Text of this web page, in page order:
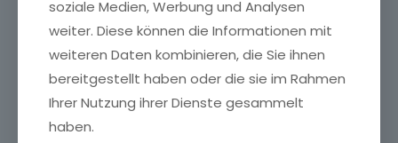
Sport
Raus aus dem Bürostuhl, rein in die Sportschuhe. Spiele mit
uns Badminton und trainiere auf den Firmenlauf.
soziale Medien, Werbung und Analysen
weiter. Diese können die Informationen mit
weiteren Daten kombinieren, die Sie ihnen
bereitgestellt haben oder die sie im Rahmen
Ihrer Nutzung ihrer Dienste gesammelt
haben.